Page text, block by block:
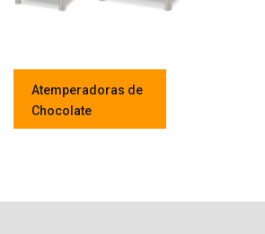
Atemperadoras de
Chocolate